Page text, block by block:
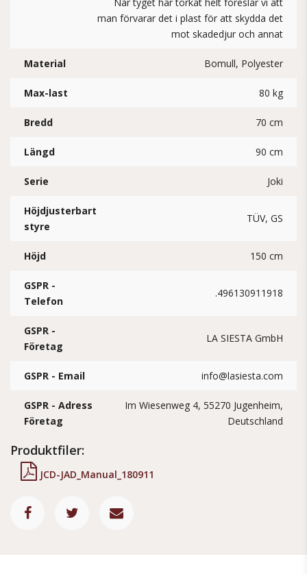
man förvarar det i plast för att skydda det
mot skadedjur och annat
Material Bomull, Polyester
Max-last 80 kg
Bredd 70 cm
Längd 90 cm
Serie Joki
Höjdjusterbart
styre
TÜV, GS
Höjd 150 cm
GSPR -
Telefon
.496130911918
GSPR -
Företag
LA SIESTA GmbH
GSPR - Email info@lasiesta.com
GSPR - Adress
Företag
Im Wiesenweg 4, 55270 Jugenheim,
Deutschland
Produktfiler:
JCD-JAD_Manual_180911